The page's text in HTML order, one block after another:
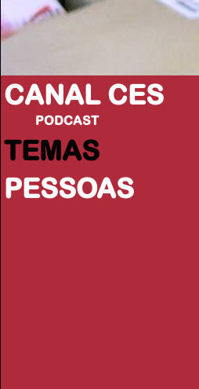
CANAL CES
PODCAST
TEMAS
PESSOAS